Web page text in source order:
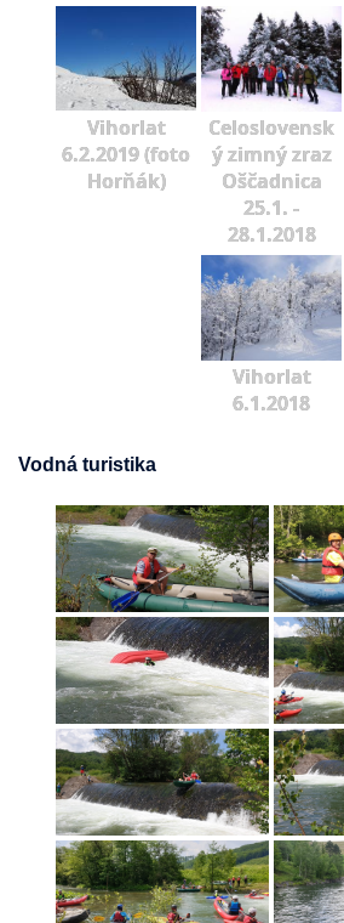
Vihorlat
6.2.2019 (foto
Horňák)
Celoslovensk
ý zimný zraz
Oščadnica
25.1. -
28.1.2018
Vihorlat
6.1.2018
Vodná turistika